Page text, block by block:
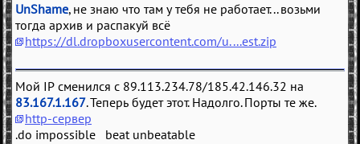
UnShame, не знаю что там у тебя не работает... возьми
тогда архив и распакуй всё
https://dl.dropboxusercontent.com/u....est.zip
Мой IP сменился с 89.113.234.78/185.42.146.32 на
83.167.1.167. Теперь будет этот. Надолго. Порты те же.
http-сервер
.do impossible beat unbeatable